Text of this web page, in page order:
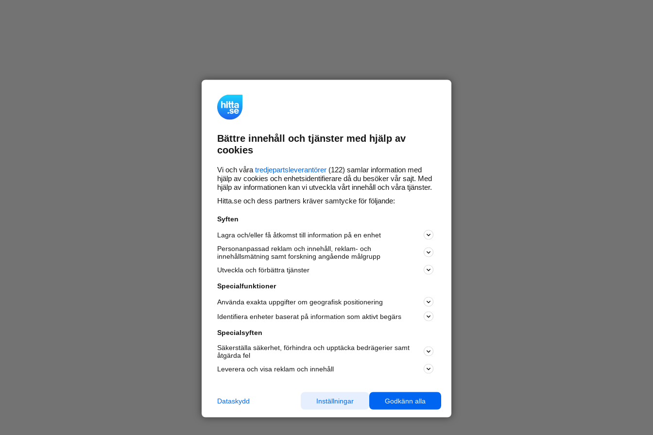
Bättre innehåll och tjänster med hjälp av
cookies
Vi och våra tredjepartsleverantörer (122) samlar information med
hjälp av cookies och enhetsidentifierare då du besöker vår sajt. Med
hjälp av informationen kan vi utveckla vårt innehåll och våra tjänster.
Hitta.se och dess partners kräver samtycke för följande:
Syften
Lagra och/eller få åtkomst till information på en enhet
Personanpassad reklam och innehåll, reklam- och
innehållsmätning samt forskning angående målgrupp
Utveckla och förbättra tjänster
Specialfunktioner
Använda exakta uppgifter om geografisk positionering
Identifiera enheter baserat på information som aktivt begärs
Specialsyften
Säkerställa säkerhet, förhindra och upptäcka bedrägerier samt
åtgärda fel
Leverera och visa reklam och innehåll
Godkänn alla
Inställningar
Dataskydd